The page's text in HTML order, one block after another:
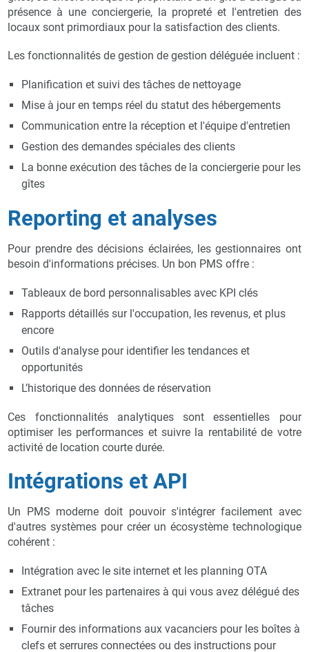
présence à une conciergerie, la propreté et l'entretien des
locaux sont primordiaux pour la satisfaction des clients.
Les fonctionnalités de gestion de gestion déléguée incluent :
Planification et suivi des tâches de nettoyage
Mise à jour en temps réel du statut des hébergements
Communication entre la réception et l'équipe d'entretien
Gestion des demandes spéciales des clients
La bonne exécution des tâches de la conciergerie pour les
gîtes
Reporting et analyses
Pour prendre des décisions éclairées, les gestionnaires ont
besoin d'informations précises. Un bon PMS offre :
Tableaux de bord personnalisables avec KPI clés
Rapports détaillés sur l'occupation, les revenus, et plus
encore
Outils d'analyse pour identifier les tendances et
opportunités
L’historique des données de réservation
Ces fonctionnalités analytiques sont essentielles pour
optimiser les performances et suivre la rentabilité de votre
activité de location courte durée.
Intégrations et API
Un PMS moderne doit pouvoir s'intégrer facilement avec
d'autres systèmes pour créer un écosystème technologique
cohérent :
Intégration avec le site internet et les planning OTA
Extranet pour les partenaires à qui vous avez délégué des
tâches
Fournir des informations aux vacanciers pour les boîtes à
clefs et serrures connectées ou des instructions pour